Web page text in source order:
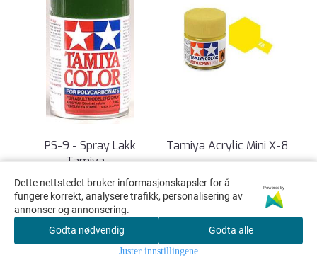
PS-9 - Spray Lakk
Tamiya ...
Vare nr. 86009
PS9 - Spray Lakk Tamiya
Grønn 100ml 100ml
sprayboks med
hurtigtørkende lakk...
Tamiya Acrylic Mini X-8
...
Vare nr. 81508
Tamiya Acrylic Mini X-8
Lemon Yellow 10ml Laget
av vannoppløselige
akrylharpikser...
Dette nettstedet bruker informasjonskapsler for å
fungere korrekt, analysere trafikk, personalisering av
annonser og annonsering.
Powered by
Godta nødvendig Godta alle
Juster innstillingene